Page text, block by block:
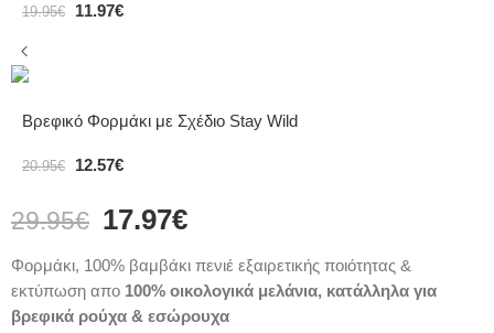
19.95€ 11.97€
Βρεφικό Φορμάκι με Σχέδιο Stay Wild
20.95€ 12.57€
29.95€ 17.97€
Φορμάκι, 100% βαμβάκι πενιέ εξαιρετικής ποιότητας &
εκτύπωση απο 100% οικολογικά μελάνια, κατάλληλα για
βρεφικά ρούχα & εσώρουχα